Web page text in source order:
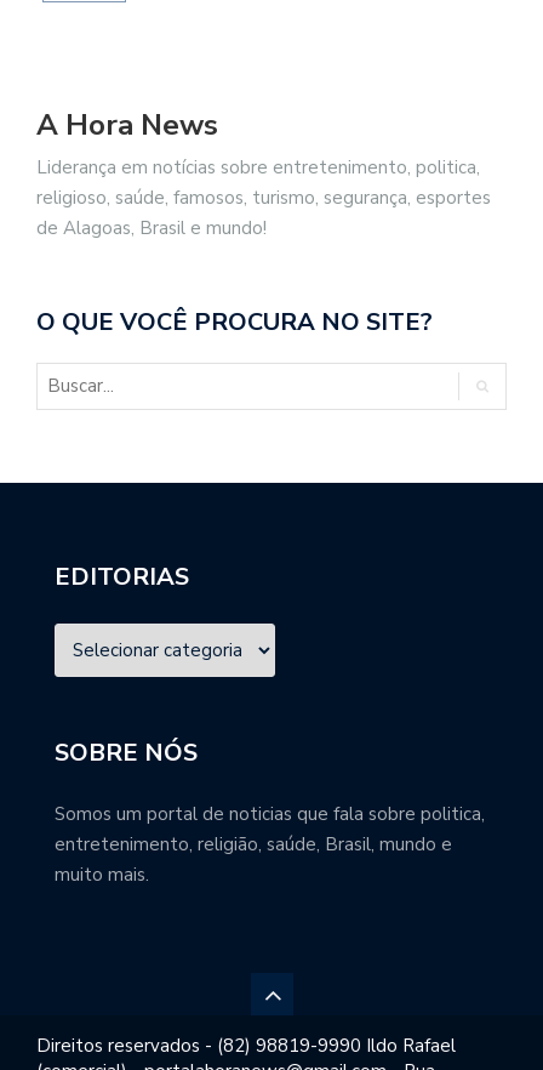
A Hora News
Liderança em notícias sobre entretenimento, politica,
religioso, saúde, famosos, turismo, segurança, esportes
de Alagoas, Brasil e mundo!
O QUE VOCÊ PROCURA NO SITE?
EDITORIAS
SOBRE NÓS
Somos um portal de noticias que fala sobre politica,
entretenimento, religião, saúde, Brasil, mundo e
muito mais.
Direitos reservados - (82) 98819-9990 Ildo Rafael